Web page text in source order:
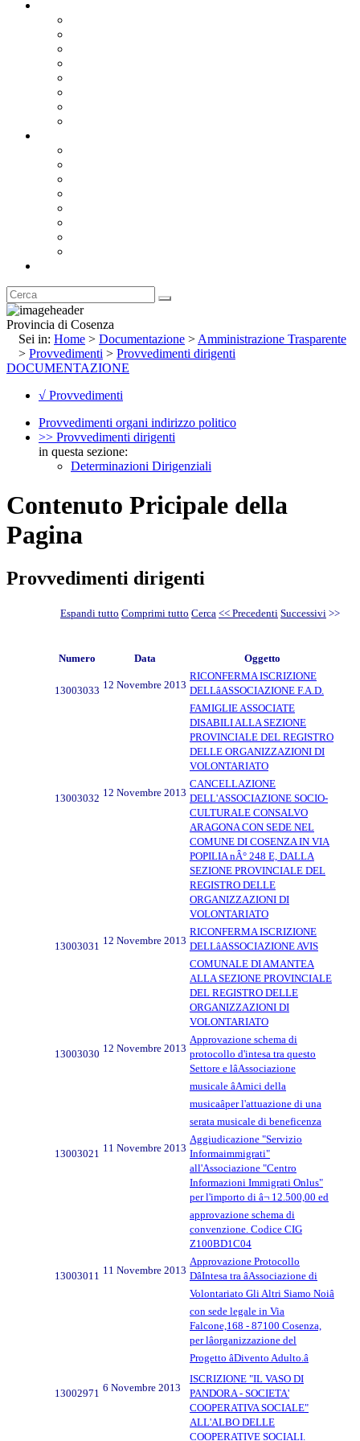
Provincia di Cosenza
Sei in: Home > Documentazione > Amministrazione Trasparente
> Provvedimenti > Provvedimenti dirigenti
DOCUMENTAZIONE
√ Provvedimenti
Provvedimenti organi indirizzo politico
>> Provvedimenti dirigenti
in questa sezione:
Determinazioni Dirigenziali
Contenuto Pricipale della
Pagina
Provvedimenti dirigenti
Espandi tutto Comprimi tutto Cerca << Precedenti Successivi >>
Numero Data Oggetto
13003033 12 Novembre 2013
RICONFERMA ISCRIZIONE
DELLâASSOCIAZIONE F.A.D.
FAMIGLIE ASSOCIATE
DISABILI ALLA SEZIONE
PROVINCIALE DEL REGISTRO
DELLE ORGANIZZAZIONI DI
VOLONTARIATO
13003032 12 Novembre 2013
CANCELLAZIONE
DELL'ASSOCIAZIONE SOCIO-
CULTURALE CONSALVO
ARAGONA CON SEDE NEL
COMUNE DI COSENZA IN VIA
POPILIA nÂ° 248 E, DALLA
SEZIONE PROVINCIALE DEL
REGISTRO DELLE
ORGANIZZAZIONI DI
VOLONTARIATO
13003031 12 Novembre 2013
RICONFERMA ISCRIZIONE
DELLâASSOCIAZIONE AVIS
COMUNALE DI AMANTEA
ALLA SEZIONE PROVINCIALE
DEL REGISTRO DELLE
ORGANIZZAZIONI DI
VOLONTARIATO
13003030 12 Novembre 2013
Approvazione schema di
protocollo d'intesa tra questo
Settore e lâAssociazione
musicale âAmici della
musicaâper l'attuazione di una
serata musicale di beneficenza
13003021 11 Novembre 2013
Aggiudicazione "Servizio
Informaimmigrati"
all'Associazione "Centro
Informazioni Immigrati Onlus"
per l'importo di â¬ 12.500,00 ed
approvazione schema di
convenzione. Codice CIG
Z100BD1C04
13003011 11 Novembre 2013
Approvazione Protocollo
DâIntesa tra âAssociazione di
Volontariato Gli Altri Siamo Noiâ
con sede legale in Via
Falcone,168 - 87100 Cosenza,
per lâorganizzazione del
Progetto âDivento Adulto.â
13002971 6 Novembre 2013
ISCRIZIONE "IL VASO DI
PANDORA - SOCIETA'
COOPERATIVA SOCIALE"
ALL'ALBO DELLE
COOPERATIVE SOCIALI.